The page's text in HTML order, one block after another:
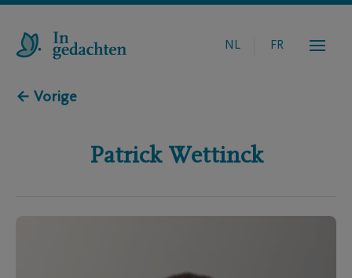
NL FR
← Vorige
Patrick Wettinck